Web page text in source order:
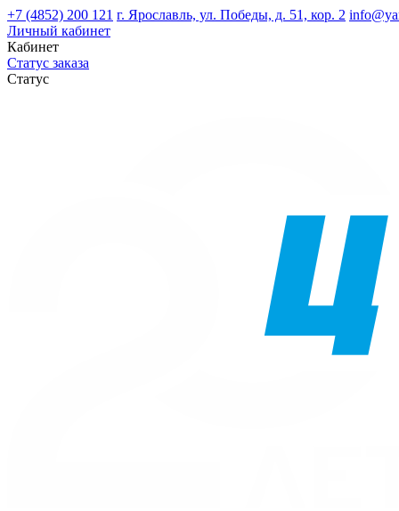
+7 (4852) 200 121 г. Ярославль, ул. Победы, д. 51, кор. 2
Личный кабинет
Кабинет
Статус заказа
Статус